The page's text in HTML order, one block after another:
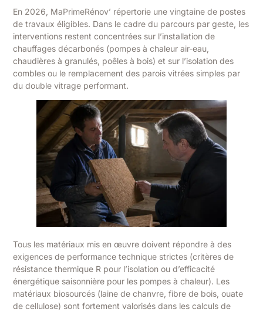
En 2026, MaPrimeRénov’ répertorie une vingtaine de postes
de travaux éligibles. Dans le cadre du parcours par geste, les
interventions restent concentrées sur l’installation de
chauffages décarbonés (pompes à chaleur air-eau,
chaudières à granulés, poêles à bois) et sur l’isolation des
combles ou le remplacement des parois vitrées simples par
du double vitrage performant.
Tous les matériaux mis en œuvre doivent répondre à des
exigences de performance technique strictes (critères de
résistance thermique R pour l’isolation ou d’efficacité
énergétique saisonnière pour les pompes à chaleur). Les
matériaux biosourcés (laine de chanvre, fibre de bois, ouate
de cellulose) sont fortement valorisés dans les calculs de